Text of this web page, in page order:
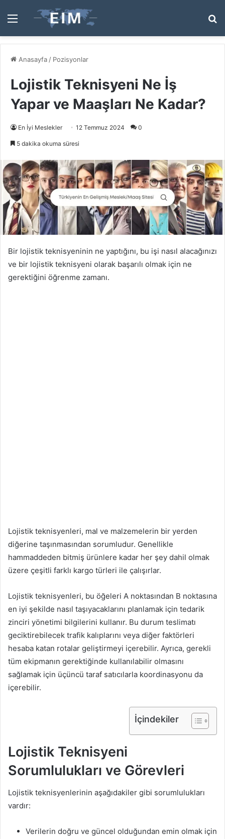
Menü
...
Anasayfa / Pozisyonlar
Lojistik Teknisyeni Ne İş
Yapar ve Maaşları Ne Kadar?
En İyi Meslekler 12 Temmuz 2024 0
5 dakika okuma süresi
Bir lojistik teknisyeninin ne yaptığını, bu işi nasıl alacağınızı
ve bir lojistik teknisyeni olarak başarılı olmak için ne
gerektiğini öğrenme zamanı.
Lojistik teknisyenleri, mal ve malzemelerin bir yerden
diğerine taşınmasından sorumludur. Genellikle
hammaddeden bitmiş ürünlere kadar her şey dahil olmak
üzere çeşitli farklı kargo türleri ile çalışırlar.
Lojistik teknisyenleri, bu öğeleri A noktasından B noktasına
en iyi şekilde nasıl taşıyacaklarını planlamak için tedarik
zinciri yönetimi bilgilerini kullanır. Bu durum teslimatı
geciktirebilecek trafik kalıplarını veya diğer faktörleri
hesaba katan rotalar geliştirmeyi içerebilir. Ayrıca, gerekli
tüm ekipmanın gerektiğinde kullanılabilir olmasını
sağlamak için üçüncü taraf satıcılarla koordinasyonu da
içerebilir.
İçindekiler
Lojistik Teknisyeni
Sorumlulukları ve Görevleri
Lojistik teknisyenlerinin aşağıdakiler gibi sorumlulukları
vardır:
Verilerin doğru ve güncel olduğundan emin olmak için